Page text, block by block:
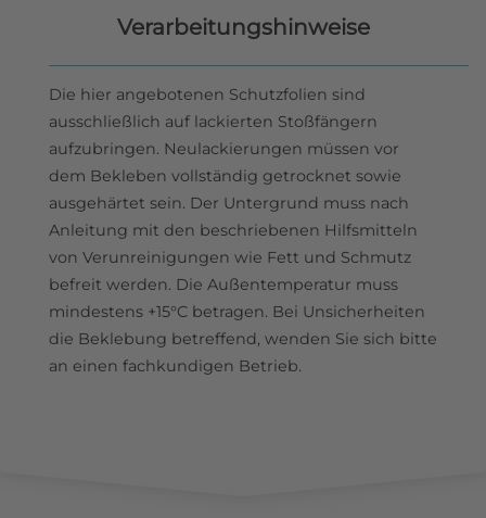
Verarbeitungshinweise
Die hier angebotenen Schutzfolien sind
ausschließlich auf lackierten Stoßfängern
aufzubringen. Neulackierungen müssen vor
dem Bekleben vollständig getrocknet sowie
ausgehärtet sein. Der Untergrund muss nach
Anleitung mit den beschriebenen Hilfsmitteln
von Verunreinigungen wie Fett und Schmutz
befreit werden. Die Außentemperatur muss
mindestens +15°C betragen. Bei Unsicherheiten
die Beklebung betreffend, wenden Sie sich bitte
an einen fachkundigen Betrieb.